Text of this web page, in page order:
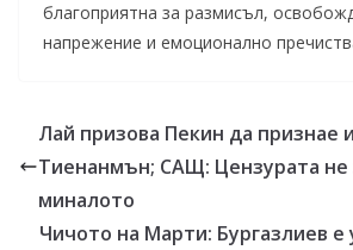
благоприятна за размисъл,
напрежение и емоционално
Лай призова Пекин да признае
Тиенанмън; САЩ: Цензурата не
миналото
Чичото на Марти: Бургазлиев